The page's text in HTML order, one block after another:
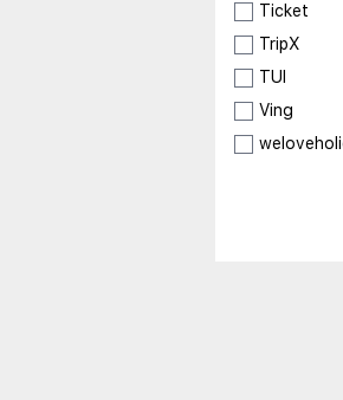
Ticket
TripX
TUI
Ving